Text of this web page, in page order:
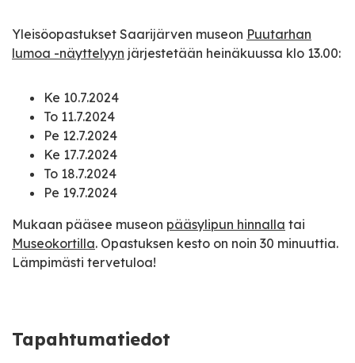
Yleisöopastukset Saarijärven museon Puutarhan
lumoa -näyttelyyn järjestetään heinäkuussa klo 13.00:
Ke 10.7.2024
To 11.7.2024
Pe 12.7.2024
Ke 17.7.2024
To 18.7.2024
Pe 19.7.2024
Mukaan pääsee museon pääsylipun hinnalla tai
Museokortilla. Opastuksen kesto on noin 30 minuuttia.
Lämpimästi tervetuloa!
Tapahtumatiedot